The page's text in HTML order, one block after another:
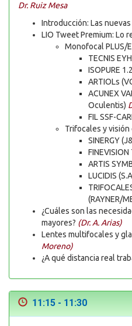
Dr. Ruiz Mesa
Introducción: Las
LIO Tweet Premium: Lo
Monofocal PLUS/
TECNIS
ISOPURE
ARTIOLs
ACUNEX
Oculentis)
FIL SSF-
Trifocales y visión
SINERGY
ARTIS
LUCIDIS
(RAYNER/
¿Cuáles son las
mayores? (Dr. A. Arias)
Lentes multifocales y
Moreno)
¿A qué distancia real
11:15 - 11:30